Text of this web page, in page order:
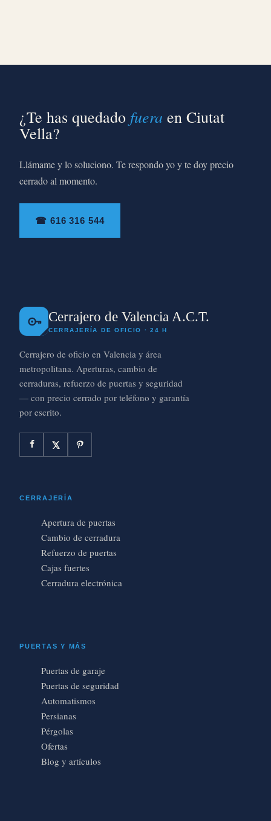
¿Te has quedado fuera en Ciutat
Vella?
Llámame y lo soluciono. Te respondo yo y te doy precio
cerrado al momento.
☎ 616 316 544
Cerrajero de Valencia A.C.T.
CERRAJERÍA DE OFICIO · 24 H
Cerrajero de oficio en Valencia y área
metropolitana. Aperturas, cambio de
cerraduras, refuerzo de puertas y seguridad
— con precio cerrado por teléfono y garantía
por escrito.
CERRAJERÍA
Apertura de puertas
Cambio de cerradura
Refuerzo de puertas
Cajas fuertes
Cerradura electrónica
PUERTAS Y MÁS
Puertas de garaje
Puertas de seguridad
Automatismos
Persianas
Pérgolas
Ofertas
Blog y artículos